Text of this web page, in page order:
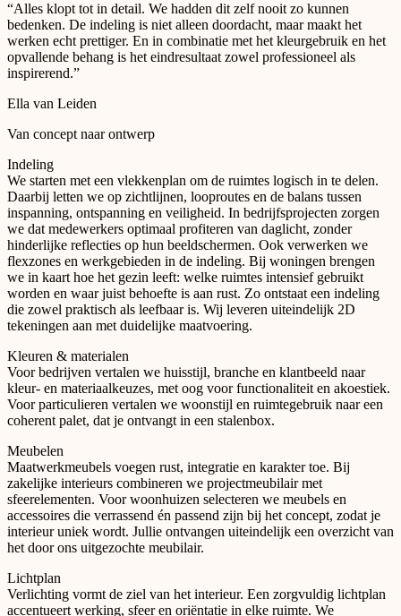
“Alles klopt tot in detail. We hadden dit zelf nooit zo kunnen
bedenken. De indeling is niet alleen doordacht, maar maakt het
werken echt prettiger. En in combinatie met het kleurgebruik en het
opvallende behang is het eindresultaat zowel professioneel als
inspirerend.”
Ella van Leiden
Van concept naar ontwerp
Indeling
We starten met een vlekkenplan om de ruimtes logisch in te delen.
Daarbij letten we op zichtlijnen, looproutes en de balans tussen
inspanning, ontspanning en veiligheid. In bedrijfsprojecten zorgen
we dat medewerkers optimaal profiteren van daglicht, zonder
hinderlijke reflecties op hun beeldschermen. Ook verwerken we
flexzones en werkgebieden in de indeling. Bij woningen brengen
we in kaart hoe het gezin leeft: welke ruimtes intensief gebruikt
worden en waar juist behoefte is aan rust. Zo ontstaat een indeling
die zowel praktisch als leefbaar is. Wij leveren uiteindelijk 2D
tekeningen aan met duidelijke maatvoering.
Kleuren & materialen
Voor bedrijven vertalen we huisstijl, branche en klantbeeld naar
kleur- en materiaalkeuzes, met oog voor functionaliteit en akoestiek.
Voor particulieren vertalen we woonstijl en ruimtegebruik naar een
coherent palet, dat je ontvangt in een stalenbox.
Meubelen
Maatwerkmeubels voegen rust, integratie en karakter toe. Bij
zakelijke interieurs combineren we projectmeubilair met
sfeerelementen. Voor woonhuizen selecteren we meubels en
accessoires die verrassend én passend zijn bij het concept, zodat je
interieur uniek wordt. Jullie ontvangen uiteindelijk een overzicht van
het door ons uitgezochte meubilair.
Lichtplan
Verlichting vormt de ziel van het interieur. Een zorgvuldig lichtplan
accentueert werking, sfeer en oriëntatie in elke ruimte. We